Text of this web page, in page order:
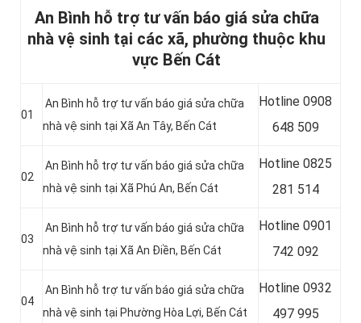
An Bình hỗ trợ tư vấn báo giá sửa chữa
nhà vệ sinh tại các xã, phường thuộc khu
vực Bến Cát
01
An Bình hỗ trợ tư vấn báo giá sửa chữa
nhà vệ sinh tại Xã An Tây, Bến Cát
Hotline 0908
648 509
02
An Bình hỗ trợ tư vấn báo giá sửa chữa
nhà vệ sinh tại Xã Phú An, Bến Cát
Hotline 0825
281 514
03
An Bình hỗ trợ tư vấn báo giá sửa chữa
nhà vệ sinh tại Xã An Điền, Bến Cát
Hotline 0901
742 092
04
An Bình hỗ trợ tư vấn báo giá sửa chữa
nhà vệ sinh tại Phường Hòa Lợi, Bến Cát
Hotline 0932
497 995